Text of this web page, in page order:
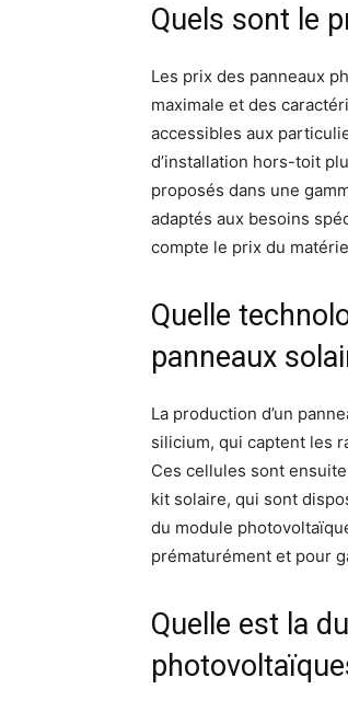
Quels sont le
Les prix des panneaux
maximale et des
accessibles aux
d’installation hors-toit
proposés dans une
adaptés aux besoins
compte le prix du
Quelle
panneaux
La production d’un
silicium, qui captent les
Ces cellules sont
kit solaire, qui sont
du module
prématurément et pour
Quelle est la